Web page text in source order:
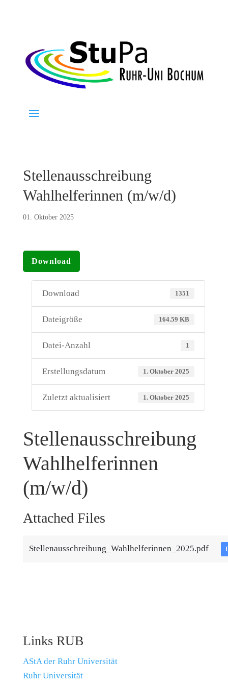
Stellenausschreibung
Wahlhelferinnen (m/w/d)
01. Oktober 2025
Download
Download 1351
Dateigröße 164.59 KB
Datei-Anzahl 1
Erstellungsdatum 1. Oktober 2025
Zuletzt aktualisiert 1. Oktober 2025
Stellenausschreibung
Wahlhelferinnen
(m/w/d)
Attached Files
Stellenausschreibung_Wahlhelferinnen_2025.pdf
Links RUB
AStA der Ruhr Universität
Ruhr Universität